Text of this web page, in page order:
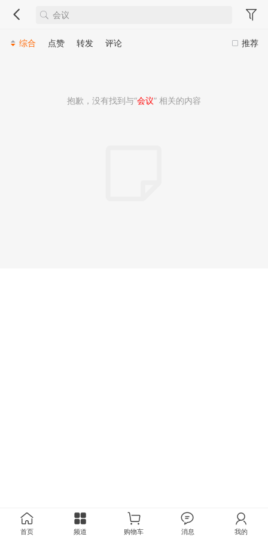
推荐
综合 点赞 转发 评论
抱歉，没有找到与“会议” 相关的内容
首页 频道 购物车 消息 我的